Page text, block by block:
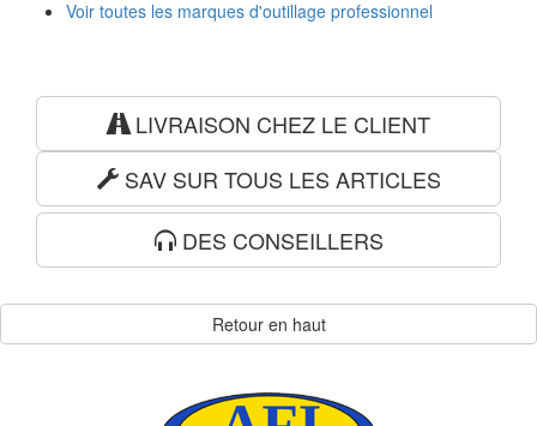
Voir toutes les marques d'outillage professionnel
LIVRAISON CHEZ LE CLIENT
SAV SUR TOUS LES ARTICLES
DES CONSEILLERS
Retour en haut